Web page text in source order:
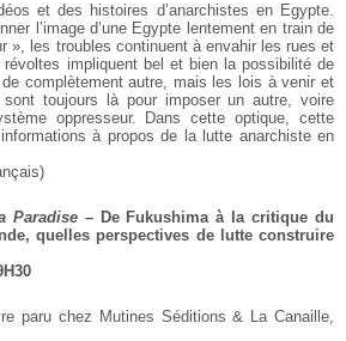
et des histoires d’anarchistes en Egypte.
l’image d’une Egypte lentement en train de
», les troubles continuent à envahir les rues et
impliquent bel et bien la possibilité de
complètement autre, mais les lois à venir et
toujours là pour imposer un autre, voire
oppresseur. Dans cette optique, cette
à propos de la lutte anarchiste en
Paradise– De Fukushima à la critique du
quelles perspectives de lutte construire
paru chez Mutines Séditions & La Canaille,